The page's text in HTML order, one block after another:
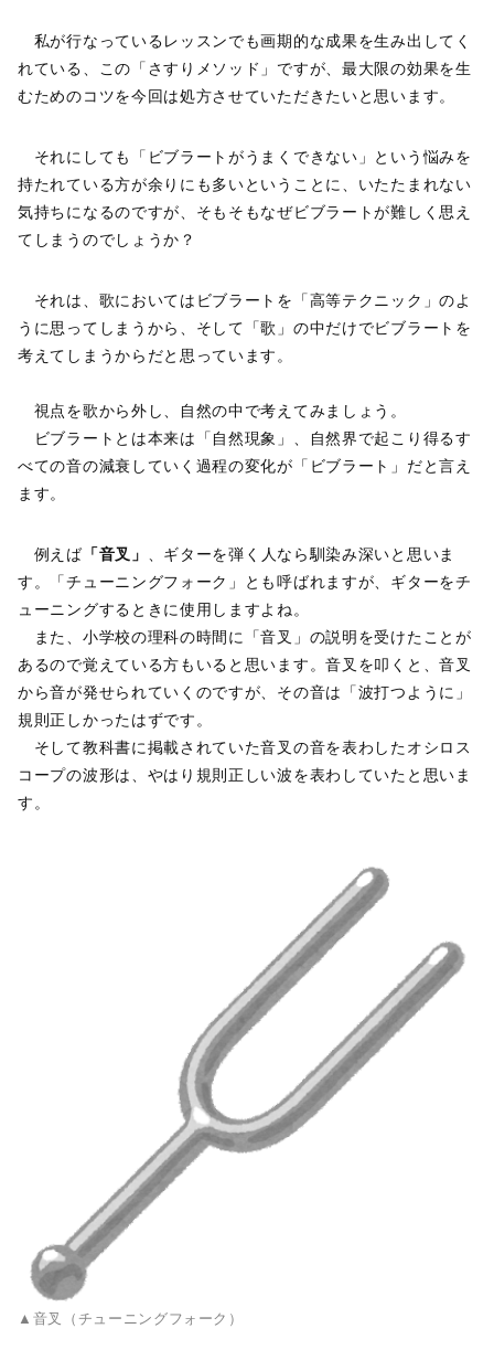
私が行なっているレッスンでも画期的な成果を生み出してく
れている、この「さすりメソッド」ですが、最大限の効果を生
むためのコツを今回は処方させていただきたいと思います。
それにしても「ビブラートがうまくできない」という悩みを
持たれている方が余りにも多いということに、いたたまれない
気持ちになるのですが、そもそもなぜビブラートが難しく思え
てしまうのでしょうか？
それは、歌においてはビブラートを「高等テクニック」のよ
うに思ってしまうから、そして「歌」の中だけでビブラートを
考えてしまうからだと思っています。
視点を歌から外し、自然の中で考えてみましょう。
ビブラートとは本来は「自然現象」、自然界で起こり得るす
べての音の減衰していく過程の変化が「ビブラート」だと言え
ます。
例えば「音叉」
、ギターを弾く人なら馴染み深いと思いま
す。「チューニングフォーク」とも呼ばれますが、ギターをチ
ューニングするときに使用しますよね。
また、小学校の理科の時間に「音叉」の説明を受けたことが
あるので覚えている方もいると思います。音叉を叩くと、音叉
から音が発せられていくのですが、その音は「波打つように」
規則正しかったはずです。
そして教科書に掲載されていた音叉の音を表わしたオシロス
コープの波形は、やはり規則正しい波を表わしていたと思いま
す。
▲音叉（チューニングフォーク）